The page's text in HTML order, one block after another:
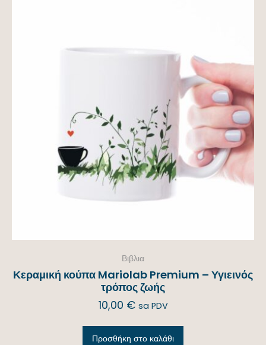
Βιβλια
Κεραμική κούπα Mariolab Premium – Υγιεινός
τρόπος ζωής
10,00 € sa PDV
Προσθήκη στο καλάθι